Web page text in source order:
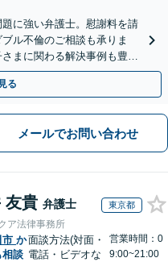
に強い弁護士。慰謝料を請
ル不倫のご相談も承りま
まに関わる解決事例も豊
田駅3分】
る
メールでお問い合わせ
友貴 弁護士 東京都
ア法律事務所
市 か
相談
面談方法(対面・
電話・ビデオな
営業時間：0
9:00~21:00